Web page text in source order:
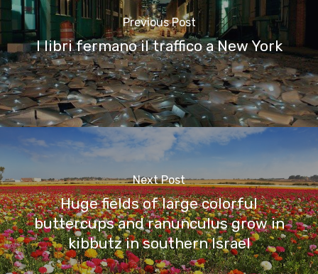
Previous Post
I libri fermano il traffico a New York
Next Post
Huge fields of large colorful
buttercups and ranunculus grow in
kibbutz in southern Israel